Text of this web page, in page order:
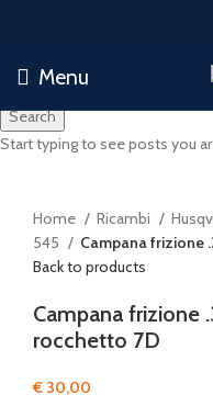
Menu
Home
Ricambi
545
Campana frizione
Back to products
Campana frizione
rocchetto 7D
€ 30,00
Search
Start typing to see posts you